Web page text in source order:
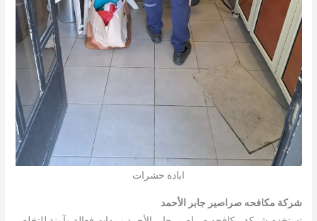
ابادة حشرات
شركة مكافحه صراصير جابر الأحمد